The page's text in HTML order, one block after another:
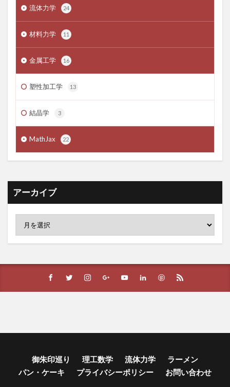
流体力学 24
材料力学 11
金属工学 16
塑性加工学 13
結晶学 3
MathJax 22
アーカイブ
御朱印巡り 理工数学 流体力学
ラーメン
パン・ケーキ
プライバシーポリシー お問い合わせ